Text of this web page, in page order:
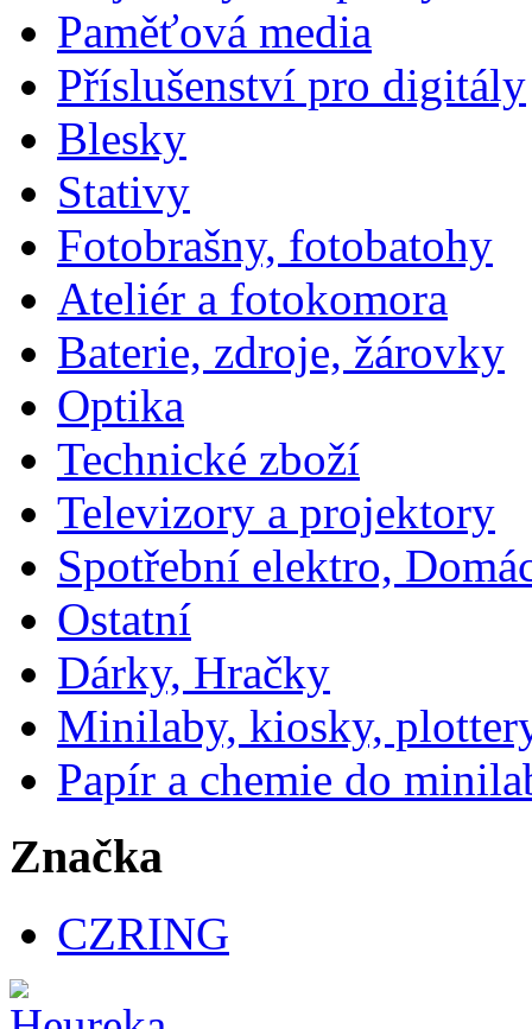
Paměťová media
Příslušenství pro digitály
Blesky
Stativy
Fotobrašny, fotobatohy
Ateliér a fotokomora
Baterie, zdroje, žárovky
Optika
Technické zboží
Televizory a projektory
Spotřební elektro,
Ostatní
Dárky, Hračky
Minilaby, kiosky,
Papír a chemie do
Značka
CZRING